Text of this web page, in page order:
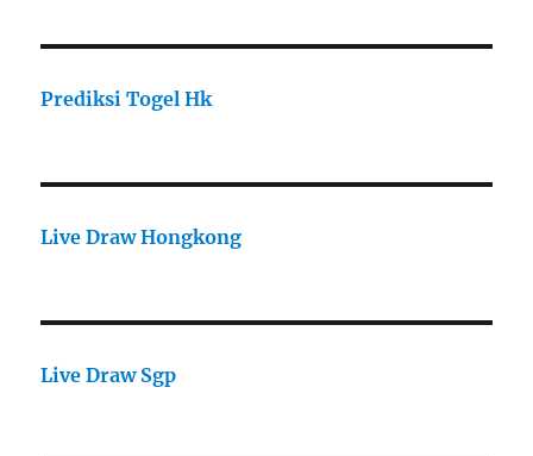
Prediksi Togel Hk
Live Draw Hongkong
Live Draw Sgp